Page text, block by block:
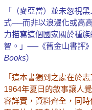
「（麥亞當）並未忽視
式──而非以浪漫化或高
力描寫這個國家關於種
智。」──《舊金山書評
Books）
「這本書獨到之處在於
1964年夏日的敘事讓人
容詳實，資料齊全，同